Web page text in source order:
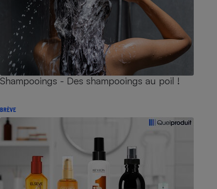
Shampooings - Des shampooings au poil !
BRÈVE